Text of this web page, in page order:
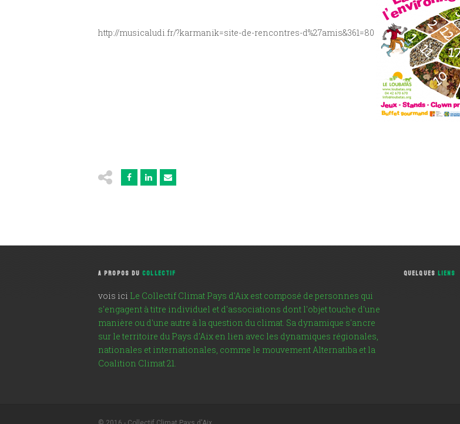
http://musicaludi.fr/?karmanik=site-de-rencontres-d%27amis&361=80
A PROPOS DUCOLLECTIF
vois ici Le Collectif Climat Pays d'Aix est composé de personnes qui
s'engagent à titre individuel et d'associations dont l'objet touche d'une
manière ou d'une autre à la question du climat. Sa dynamique s'ancre
sur le territoire du Pays d'Aix en lien avec les dynamiques régionales,
nationales et internationales, comme le mouvement Alternatiba et la
Coalition Climat 21.
QUELQUES LIENS